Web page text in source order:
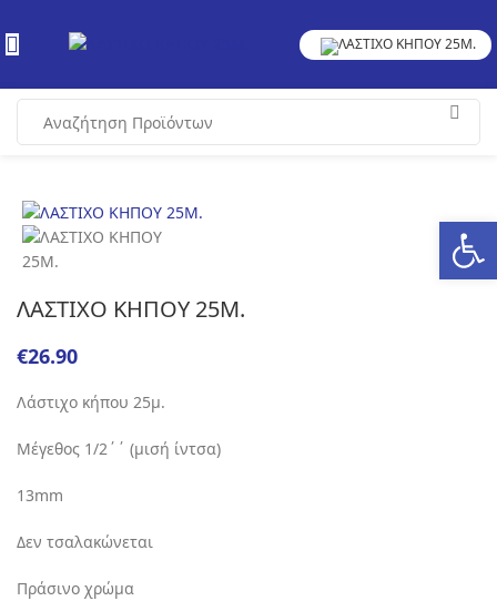
ΛΑΣΤΙΧΟ ΚΗΠΟΥ 25Μ.
€
Λάστιχο κήπου 25μ.
Μέγεθος 1/2΄΄ (μισή ίντσα)
13mm
Δεν τσαλακώνεται
Πράσινο χρώμα